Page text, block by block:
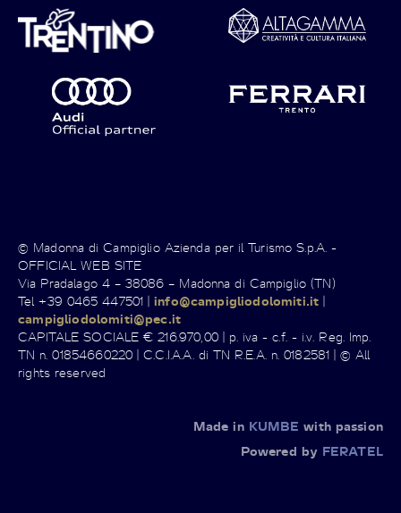
© Madonna di Campiglio Azienda per il Turismo S.p.A. -
OFFICIAL WEB SITE
Via Pradalago 4 – 38086 – Madonna di Campiglio (TN)
Tel +39 0465 447501 |info@campigliodolomiti.it |
campigliodolomiti@pec.it
CAPITALE SOCIALE € 216.970,00 | p. iva - c.f. - i.v. Reg. Imp.
TN n. 01854660220 | C.C.I.A.A. di TN R.E.A. n. 0182581 | © All
rights reserved
Made in KUMBE with passion
Powered by FERATEL